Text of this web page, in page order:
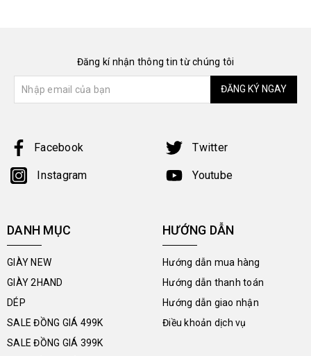
Đăng kí nhận thông tin từ chúng tôi
ĐĂNG KÝ NGAY
Facebook Twitter
Instagram Youtube
DANH MỤC
GIÀY NEW
GIÀY 2HAND
DÉP
SALE ĐỒNG GIÁ 499K
SALE ĐỒNG GIÁ 399K
HƯỚNG DẪN
Hướng dẫn mua hàng
Hướng dẫn thanh toán
Hướng dẫn giao nhận
Điều khoản dịch vụ